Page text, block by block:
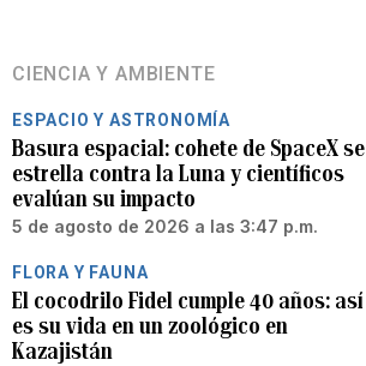
CIENCIA Y AMBIENTE
ESPACIO Y ASTRONOMÍA
Basura espacial: cohete de SpaceX se
estrella contra la Luna y científicos
evalúan su impacto
5 de agosto de 2026 a las 3:47 p.m.
FLORA Y FAUNA
El cocodrilo Fidel cumple 40 años: así
es su vida en un zoológico en
Kazajistán